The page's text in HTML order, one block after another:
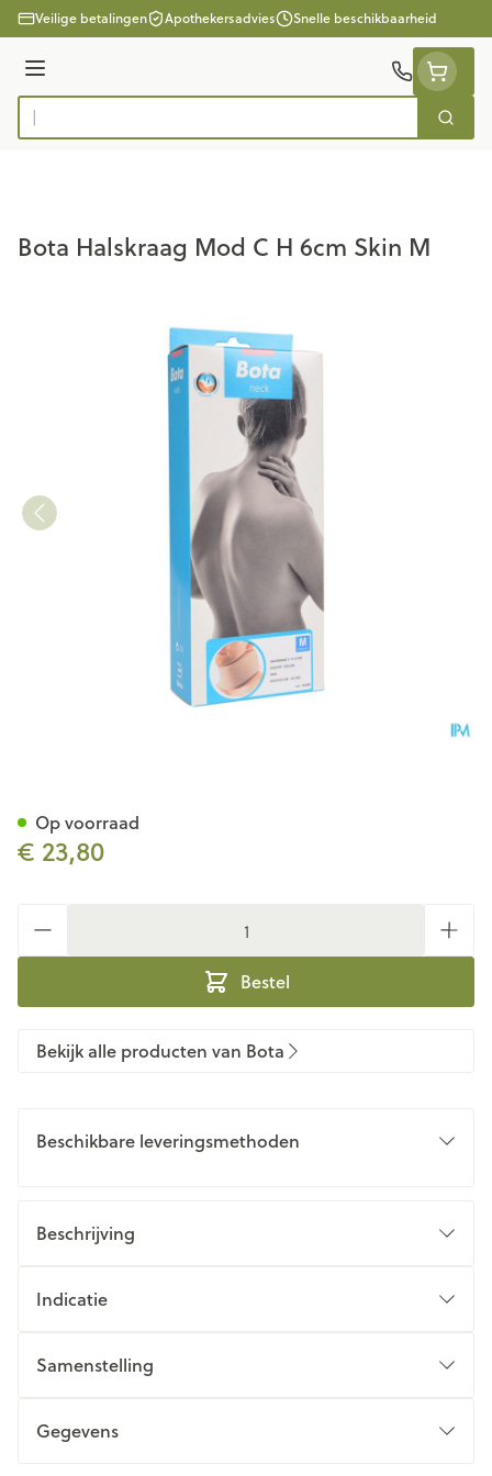
Ga naar de inhoud
Veilige betalingen Apothekersadvies Snelle beschikbaarheid
Menu
Product, merk, categorie...
Zoek
Bota Halskraag Mod C H 6cm Skin M
€ 23,80
Bestel
Op voorraad
Bekijk alle producten van Bota
Beschikbare leveringsmethoden
Beschrijving
Indicatie
Samenstelling
Gegevens